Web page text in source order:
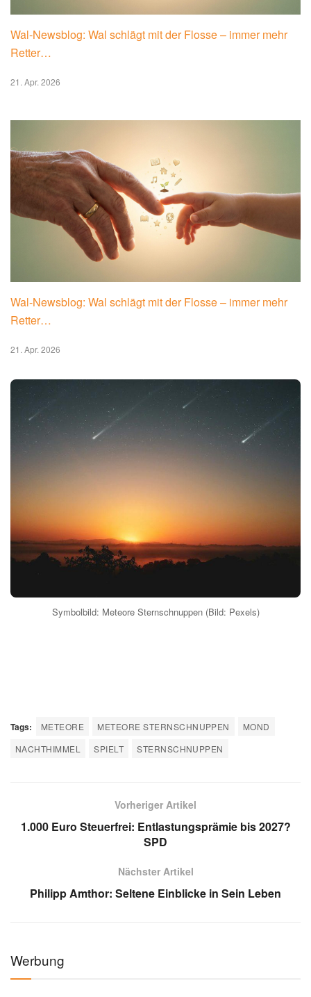
Wal-Newsblog: Wal schlägt mit der Flosse – immer mehr
Retter…
21. Apr. 2026
Wal-Newsblog: Wal schlägt mit der Flosse – immer mehr
Retter…
21. Apr. 2026
Symbolbild: Meteore Sternschnuppen (Bild: Pexels)
Tags: METEORE METEORE STERNSCHNUPPEN
MOND
NACHTHIMMEL
SPIELT STERNSCHNUPPEN
Vorheriger Artikel
1.000 Euro Steuerfrei: Entlastungsprämie bis 2027?
SPD
Nächster Artikel
Philipp Amthor: Seltene Einblicke in Sein Leben
Werbung